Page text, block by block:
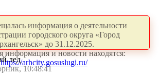
информация о деятельности
городского округа «Город
до 31.12.2025.
информация и новости находятся:
https://arhcity.gosuslugi.ru/
лед
10:48:41